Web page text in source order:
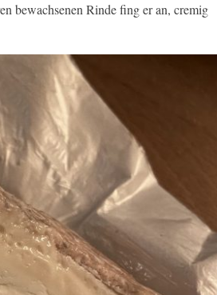
bewachsenen Rinde fing er an, cremig